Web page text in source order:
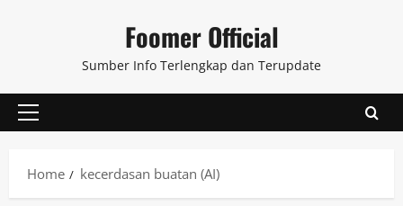
Foomer Official
Sumber Info Terlengkap dan Terupdate
Primary
Home
kecerdasan buatan (AI)